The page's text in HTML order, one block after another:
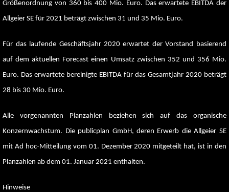
Größenordnung von 360 bis 400 Mio. Euro. Das erwartete EBITDA der
Allgeier SE für 2021 beträgt zwischen 31 und 35 Mio. Euro.
Für das laufende Geschäftsjahr 2020 erwartet der Vorstand basierend
auf dem aktuellen Forecast einen Umsatz zwischen 352 und 356 Mio.
Euro. Das erwartete bereinigte EBITDA für das Gesamtjahr 2020 beträgt
28 bis 30 Mio. Euro.
Alle vorgenannten Planzahlen beziehen sich auf das organische
Konzernwachstum. Die publicplan GmbH, deren Erwerb die Allgeier SE
mit Ad hoc-Mitteilung vom 01. Dezember 2020 mitgeteilt hat, ist in den
Planzahlen ab dem 01. Januar 2021 enthalten.
Hinweise